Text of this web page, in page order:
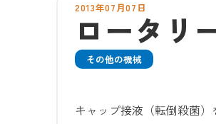
2013年07月07日
ロータリ
その他の機械
キャップ接液（転倒殺菌